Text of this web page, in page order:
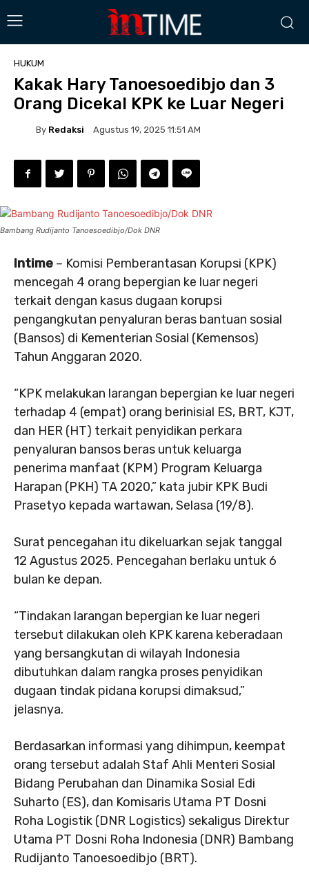
HUKUM
Kakak Hary Tanoesoedibjo dan 3
Orang Dicekal KPK ke Luar Negeri
By Redaksi Agustus 19, 2025 11:51 AM
Bambang Rudijanto Tanoesoedibjo/Dok DNR
Intime – Komisi Pemberantasan Korupsi (KPK)
mencegah 4 orang bepergian ke luar negeri
terkait dengan kasus dugaan korupsi
pengangkutan penyaluran beras bantuan sosial
(Bansos) di Kementerian Sosial (Kemensos)
Tahun Anggaran 2020.
“KPK melakukan larangan bepergian ke luar negeri
terhadap 4 (empat) orang berinisial ES, BRT, KJT,
dan HER (HT) terkait penyidikan perkara
penyaluran bansos beras untuk keluarga
penerima manfaat (KPM) Program Keluarga
Harapan (PKH) TA 2020,” kata jubir KPK Budi
Prasetyo kepada wartawan, Selasa (19/8).
Surat pencegahan itu dikeluarkan sejak tanggal
12 Agustus 2025. Pencegahan berlaku untuk 6
bulan ke depan.
“Tindakan larangan bepergian ke luar negeri
tersebut dilakukan oleh KPK karena keberadaan
yang bersangkutan di wilayah Indonesia
dibutuhkan dalam rangka proses penyidikan
dugaan tindak pidana korupsi dimaksud,”
jelasnya.
Berdasarkan informasi yang dihimpun, keempat
orang tersebut adalah Staf Ahli Menteri Sosial
Bidang Perubahan dan Dinamika Sosial Edi
Suharto (ES), dan Komisaris Utama PT Dosni
Roha Logistik (DNR Logistics) sekaligus Direktur
Utama PT Dosni Roha Indonesia (DNR) Bambang
Rudijanto Tanoesoedibjo (BRT).